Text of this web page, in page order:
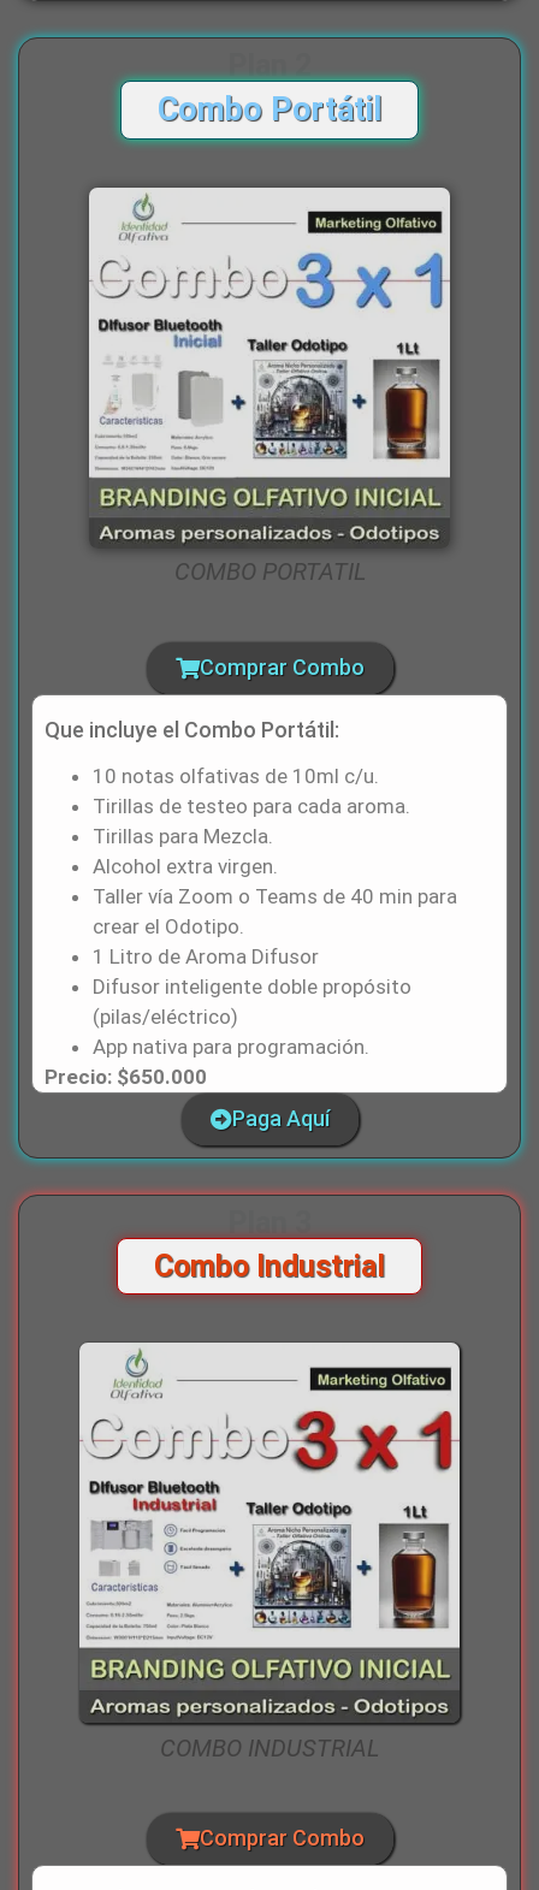
Combo Portátil
COMBO PORTATIL
Comprar Combo
Que incluye el Combo Portátil:
10 notas olfativas de 10ml c/u.
Tirillas de testeo para cada aroma.
Tirillas para Mezcla.
Alcohol extra virgen.
Taller vía Zoom o Teams de 40 min para
crear el Odotipo.
1 Litro de Aroma Difusor
Difusor inteligente doble propósito
(pilas/eléctrico)
App nativa para programación.
Precio: $650.000
Paga Aquí
Combo Industrial
COMBO INDUSTRIAL
Comprar Combo